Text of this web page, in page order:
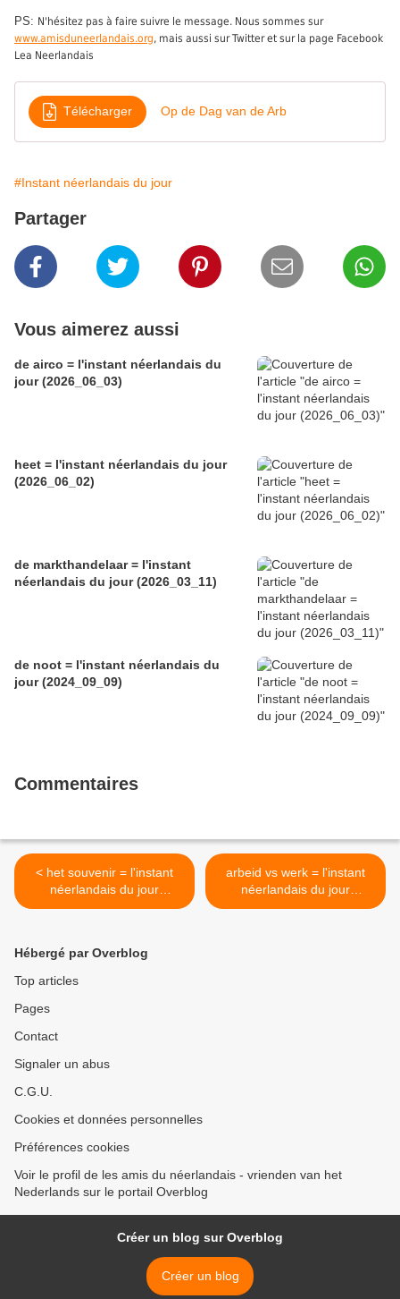
PS: N'hésitez pas à faire suivre le message. Nous sommes sur
www.amisduneerlandais.org, mais aussi sur Twitter et sur la page Facebook
Lea Neerlandais
Télécharger Op de Dag van de Arb
#Instant néerlandais du jour
Partager
Vous aimerez aussi
de airco = l'instant néerlandais du
jour (2026_06_03)
heet = l'instant néerlandais du jour
(2026_06_02)
de markthandelaar = l'instant
néerlandais du jour (2026_03_11)
de noot = l'instant néerlandais du
jour (2024_09_09)
Commentaires
< het souvenir = l'instant
néerlandais du jour
(2023_04_28)
arbeid vs werk = l'instant
néerlandais du jour
(2023_05_02) >
Hébergé par Overblog
Top articles
Pages
Contact
Signaler un abus
C.G.U.
Cookies et données personnelles
Préférences cookies
Voir le profil de les amis du néerlandais - vrienden van het
Nederlands sur le portail Overblog
Créer un blog sur Overblog
Créer un blog